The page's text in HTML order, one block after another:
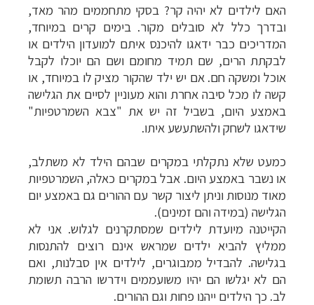
האם לילדים לא יהיה קר? בסקי מתחממים מהר מאד,
ובדרך כלל לא סובלים מקור. בימים קרים במיוחד,
המדריכים כבר ידאגו להיכנס איתם למועדון הילדים או
לבקתת הרים, שם תמיד מחומם ושם הם יוכלו לקבל
אוכל ומשקה חם. אם יש ילד שהקור מציק לו במיוחד, או
קשה לו מכל סיבה אחרת והוא מעוניין לסיים את הגלישה
באמצע היום, בשביל זה יש את "צבא השמרטפיות"
שידאגו לשחק ולהשתעשע איתו.
כמעט שלא נתקלתי במקרים שבהם הילד לא משתלב,
או נשבר באמצע היום. אבל במקרים כאלה, השמרטפיות
מאוד מנוסות וניתן ליצור קשר עם ההורים גם באמצע יום
הגלישה (במידה והם זמינים).
הקייטנה מיועדת לילדים שמסתקרנים לגלוש. אני לא
ממליץ להביא ילדים שמראש אינם רוצים להתנסות
בגלישה. להבדיל ממבוגרים, לילדים אין סבלנות, ואם
הם לא יגלשו הם יהיו משועממים וידרשו הרבה תשומת
לב. כך הילדים ייהנו פחות וגם ההורים.